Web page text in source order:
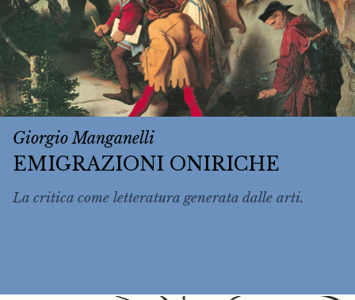
Giorgio Manganelli
EMIGRAZIONI ONIRICHE
La critica come letteratura generata dalle arti.